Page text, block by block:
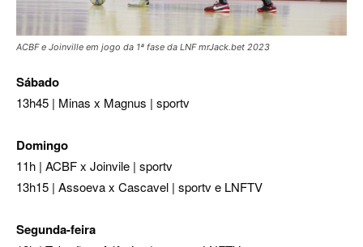
ACBF e Joinville em jogo da 1ª fase da LNF mrJack.bet 2023
Sábado
13h45 | Minas x Magnus | sportv
Domingo
11h | ACBF x Joinvile | sportv
13h15 | Assoeva x Cascavel | sportv e LNFTV
Segunda-feira